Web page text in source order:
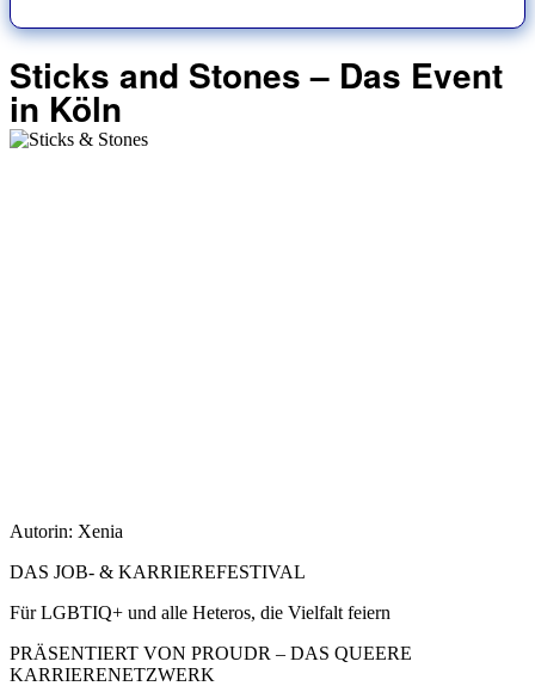
Sticks and Stones – Das Event
in Köln
Autorin: Xenia
DAS JOB- & KARRIEREFESTIVAL
Für LGBTIQ+ und alle Heteros, die Vielfalt feiern
PRÄSENTIERT VON PROUDR – DAS QUEERE
KARRIERENETZWERK